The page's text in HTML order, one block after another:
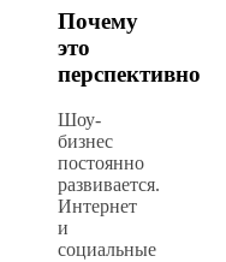
Почему
это
перспективно
Шоу-
бизнес
постоянно
развивается.
Интернет
и
социальные